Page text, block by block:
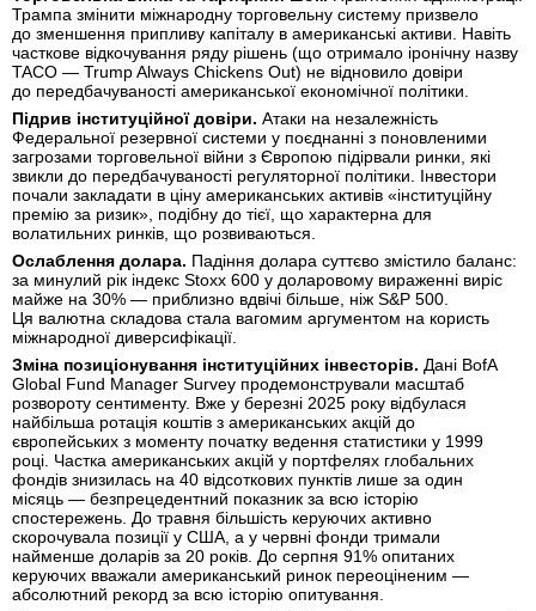
Трампа змінити міжнародну торговельну систему призвело
до зменшення припливу капіталу в американські активи. Навіть
часткове відкочування ряду рішень (що отримало іронічну назву
TACO — Trump Always Chickens Out) не відновило довіри
до передбачуваності американської економічної політики.
Підрив інституційної довіри. Атаки на незалежність
Федеральної резервної системи у поєднанні з поновленими
загрозами торговельної війни з Європою підірвали ринки, які
звикли до передбачуваності регуляторної політики. Інвестори
почали закладати в ціну американських активів «інституційну
премію за ризик», подібну до тієї, що характерна для
волатильних ринків, що розвиваються.
Ослаблення долара. Падіння долара суттєво змістило баланс:
за минулий рік індекс Stoxx 600 у доларовому вираженні виріс
майже на 30% — приблизно вдвічі більше, ніж S&P 500.
Ця валютна складова стала вагомим аргументом на користь
міжнародної диверсифікації.
Зміна позиціонування інституційних інвесторів. Дані BofA
Global Fund Manager Survey продемонстрували масштаб
розвороту сентименту. Вже у березні 2025 року відбулася
найбільша ротація коштів з американських акцій до
європейських з моменту початку ведення статистики у 1999
році. Частка американських акцій у портфелях глобальних
фондів знизилась на 40 відсоткових пунктів лише за один
місяць — безпрецедентний показник за всю історію
спостережень. До травня більшість керуючих активно
скорочувала позиції у США, а у червні фонди тримали
найменше доларів за 20 років. До серпня 91% опитаних
керуючих вважали американський ринок переоціненим —
абсолютний рекорд за всю історію опитування.